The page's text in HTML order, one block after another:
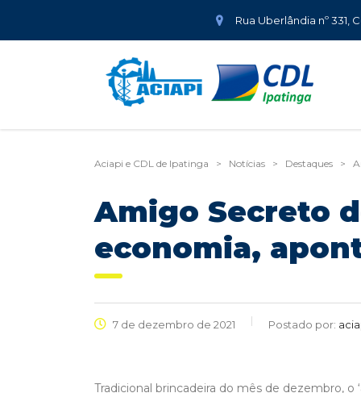
Rua Uberlândia nº 331,
Aciapi e CDL de Ipatinga > Notícias > Destaques >
Amigo Secreto
economia,
7 de dezembro de 2021 Postado por:
Tradicional brincadeira do mês de dezembro,